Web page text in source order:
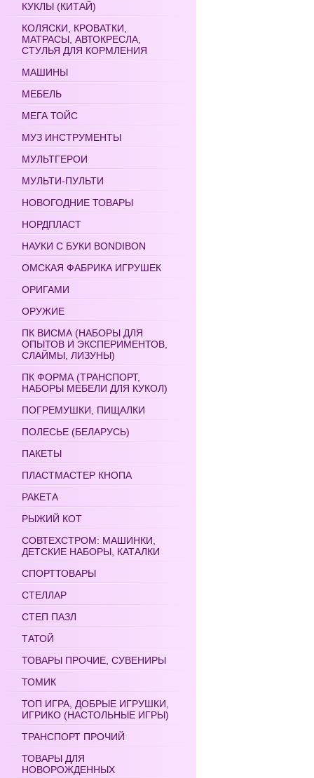
КУКЛЫ (КИТАЙ)
КОЛЯСКИ, КРОВАТКИ,
МАТРАСЫ, АВТОКРЕСЛА,
СТУЛЬЯ ДЛЯ КОРМЛЕНИЯ
МАШИНЫ
МЕБЕЛЬ
МЕГА ТОЙС
МУЗ ИНСТРУМЕНТЫ
МУЛЬТГЕРОИ
МУЛЬТИ-ПУЛЬТИ
НОВОГОДНИЕ ТОВАРЫ
НОРДПЛАСТ
НАУКИ С БУКИ BONDIBON
ОМСКАЯ ФАБРИКА ИГРУШЕК
ОРИГАМИ
ОРУЖИЕ
ПК ВИСМА (НАБОРЫ ДЛЯ
ОПЫТОВ И ЭКСПЕРИМЕНТОВ,
СЛАЙМЫ, ЛИЗУНЫ)
ПК ФОРМА (ТРАНСПОРТ,
НАБОРЫ МЕБЕЛИ ДЛЯ КУКОЛ)
ПОГРЕМУШКИ, ПИЩАЛКИ
ПОЛЕСЬЕ (БЕЛАРУСЬ)
ПАКЕТЫ
ПЛАСТМАСТЕР КНОПА
РАКЕТА
РЫЖИЙ КОТ
СОВТЕХСТРОМ: МАШИНКИ,
ДЕТСКИЕ НАБОРЫ, КАТАЛКИ
СПОРТТОВАРЫ
СТЕЛЛАР
СТЕП ПАЗЛ
ТАТОЙ
ТОВАРЫ ПРОЧИЕ, СУВЕНИРЫ
ТОМИК
ТОП ИГРА, ДОБРЫЕ ИГРУШКИ,
ИГРИКО (НАСТОЛЬНЫЕ ИГРЫ)
ТРАНСПОРТ ПРОЧИЙ
ТОВАРЫ ДЛЯ
НОВОРОЖДЕННЫХ